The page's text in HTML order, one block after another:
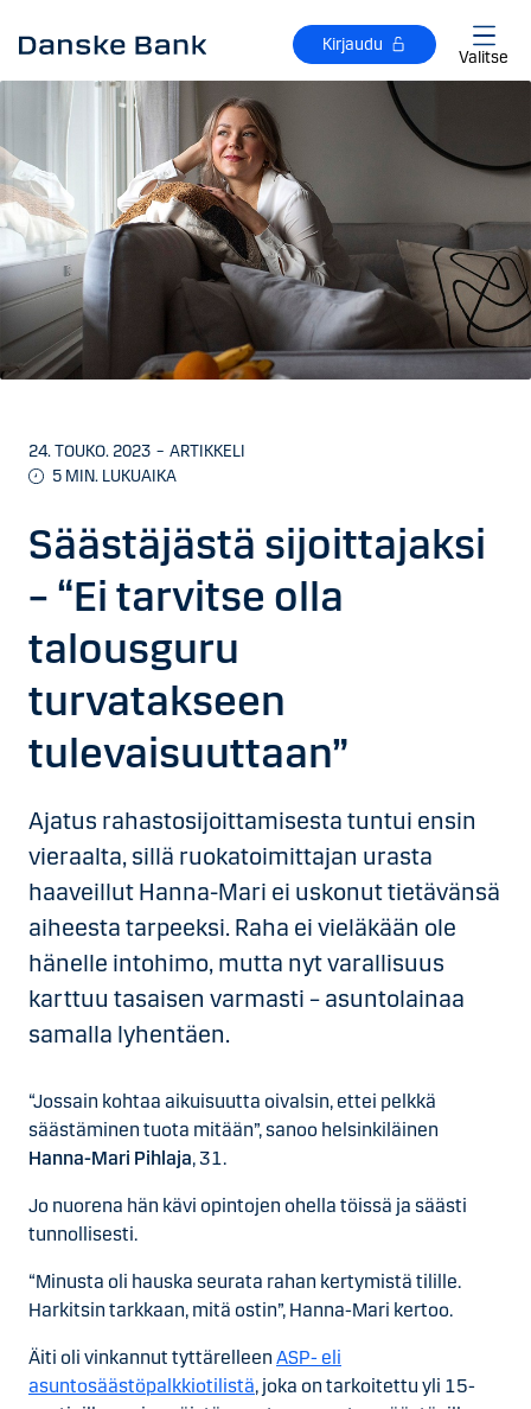
Kirjaudu
Valitse
24. TOUKO. 2023 – ARTIKKELI
5 MIN. LUKUAIKA
Säästäjästä sijoittajaksi
– “Ei tarvitse olla
talousguru
turvatakseen
tulevaisuuttaan”
Ajatus rahastosijoittamisesta tuntui ensin
vieraalta, sillä ruokatoimittajan urasta
haaveillut Hanna-Mari ei uskonut tietävänsä
aiheesta tarpeeksi. Raha ei vieläkään ole
hänelle intohimo, mutta nyt varallisuus
karttuu tasaisen varmasti – asuntolainaa
samalla lyhentäen.
“Jossain kohtaa aikuisuutta oivalsin, ettei pelkkä
säästäminen tuota mitään”, sanoo helsinkiläinen
Hanna-Mari Pihlaja, 31.
Jo nuorena hän kävi opintojen ohella töissä ja säästi
tunnollisesti.
“Minusta oli hauska seurata rahan kertymistä tilille.
Harkitsin tarkkaan, mitä ostin”, Hanna-Mari kertoo.
Äiti oli vinkannut tyttärelleen ASP- eli
asuntosäästöpalkkiotilistä, joka on tarkoitettu yli 15-